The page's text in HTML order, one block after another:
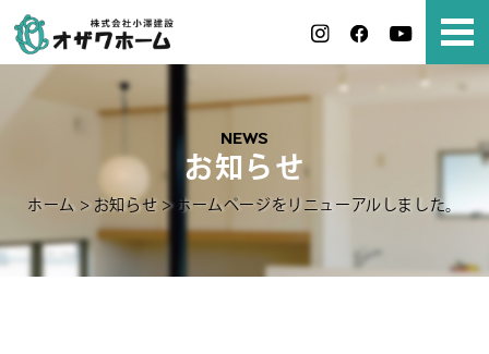
NEWS
お知らせ
ホーム > お知らせ > ホームページをリニューアルしました。